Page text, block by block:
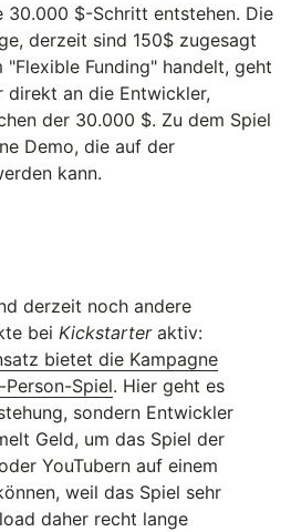
30.000 $-Schritt entstehen. Die
derzeit sind 150$ zugesagt
Funding" handelt, geht
direkt an die Entwickler,
der 30.000 $. Zu dem Spiel
Demo, die auf der
kann.
derzeit noch andere
bei Kickstarter aktiv:
bietet die Kampagne
Spiel. Hier geht es
sondern Entwickler
Geld, um das Spiel der
YouTubern auf einem
weil das Spiel sehr
daher recht lange